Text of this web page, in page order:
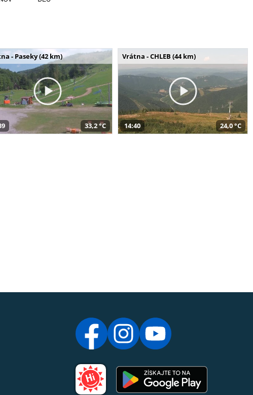
- Paseky (42 km)
33,2 °C
Vrátna - CHLEB (44 km)
14:40 24,0 °C